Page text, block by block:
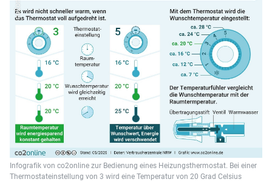
Infografik von co2online zur Bedienung eines Heizungsthermostat. Bei einer
Thermostateinstellung von 3 wird eine Temperatur von 20 Grad Celsius